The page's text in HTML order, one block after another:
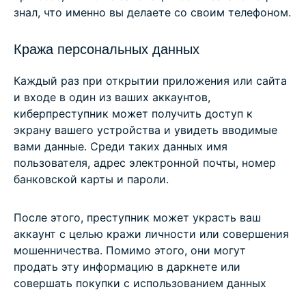
знал, что именно вы делаете со своим телефоном.
Кража персональных данных
Каждый раз при открытии приложения или сайта
и входе в один из ваших аккаунтов,
киберпреступник может получить доступ к
экрану вашего устройства и увидеть вводимые
вами данные. Среди таких данных имя
пользователя, адрес электронной почты, номер
банковской карты и пароли.
После этого, преступник может украсть ваш
аккаунт с целью кражи личности или совершения
мошенничества. Помимо этого, они могут
продать эту информацию в даркнете или
совершать покупки с использованием данных